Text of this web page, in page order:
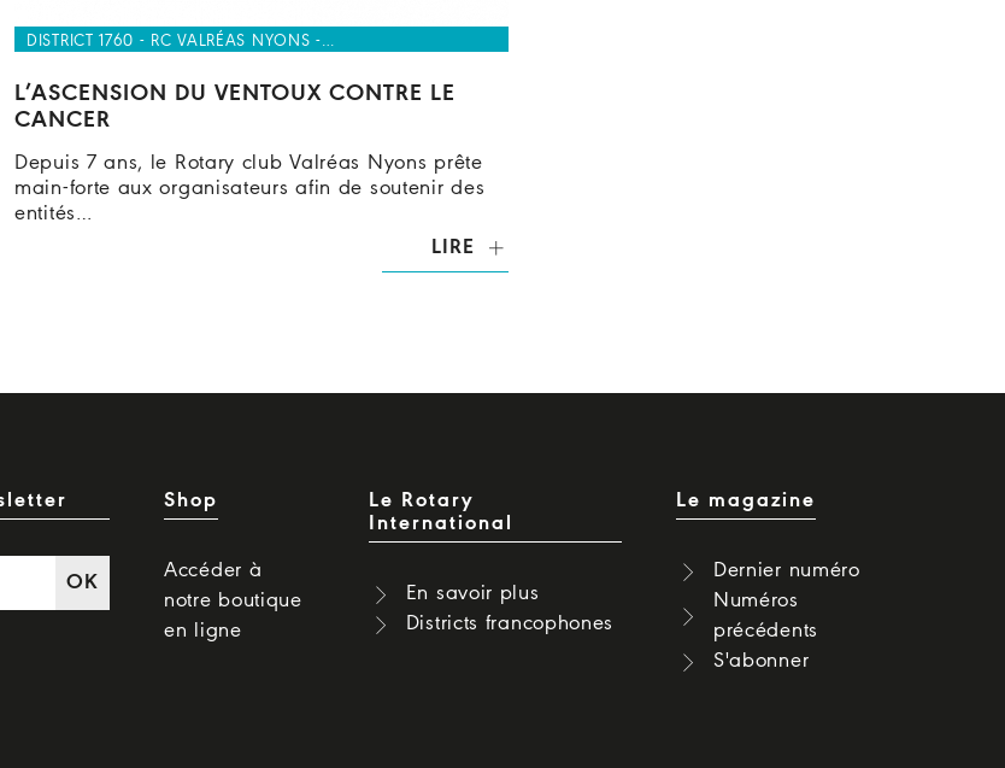
DISTRICT 1760 - RC VALRÉAS NYONS -…
L’ASCENSION DU VENTOUX CONTRE LE
CANCER
Depuis 7 ans, le Rotary club Valréas Nyons prête
main-forte aux organisateurs afin de soutenir des
entités…
LIRE
OK
Shop
Accéder à
notre boutique
en ligne
Le Rotary
International
En savoir plus
Districts francophones
Le magazine
Dernier numéro
Numéros
précédents
S'abonner